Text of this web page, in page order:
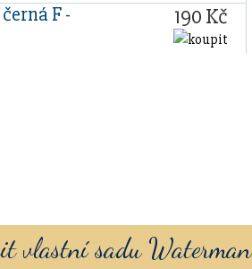
F -
190 Kč
vlastní sadu Waterman